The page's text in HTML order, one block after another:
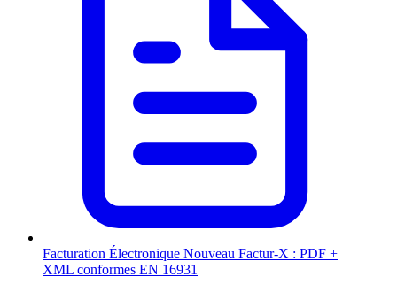
Facturation Électronique Nouveau Factur-X : PDF +
XML conformes EN 16931